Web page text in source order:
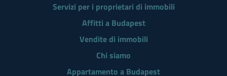
Servizi per i proprietari di immobili
Affitti a Budapest
Vendite di immobili
Chi siamo
Appartamento a Budapest